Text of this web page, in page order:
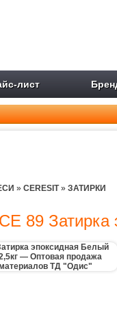
лист
» CERESIT» ЗАТИРКИ
89 Затирка